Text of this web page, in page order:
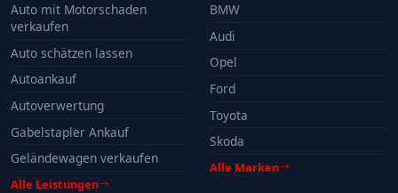
Auto mit Motorschaden
verkaufen
Auto schätzen lassen
Autoankauf
Autoverwertung
Gabelstapler Ankauf
Geländewagen verkaufen
Alle Leistungen
BMW
Audi
Opel
Ford
Toyota
Skoda
Alle Marken